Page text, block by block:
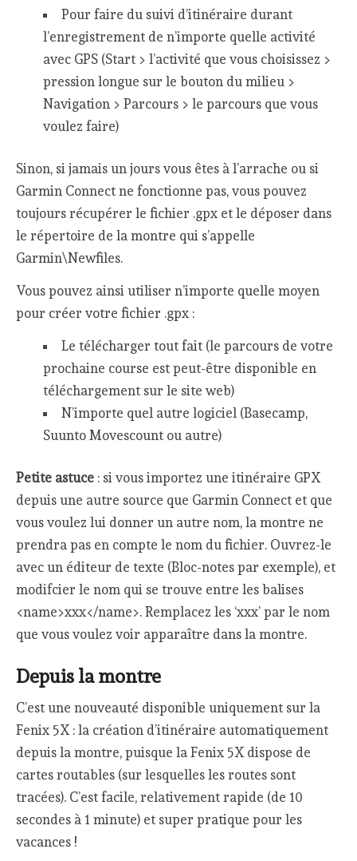
Pour faire du suivi d’itinéraire durant
l’enregistrement de n’importe quelle activité
avec GPS (Start > l’activité que vous choisissez >
pression longue sur le bouton du milieu >
Navigation > Parcours > le parcours que vous
voulez faire)
Sinon, si jamais un jours vous êtes à l’arrache ou si
Garmin Connect ne fonctionne pas, vous pouvez
toujours récupérer le fichier .gpx et le déposer dans
le répertoire de la montre qui s’appelle
Garmin\Newfiles.
Vous pouvez ainsi utiliser n’importe quelle moyen
pour créer votre fichier .gpx :
Le télécharger tout fait (le parcours de votre
prochaine course est peut-être disponible en
téléchargement sur le site web)
N’importe quel autre logiciel (Basecamp,
Suunto Movescount ou autre)
Petite astuce : si vous importez une itinéraire GPX
depuis une autre source que Garmin Connect et que
vous voulez lui donner un autre nom, la montre ne
prendra pas en compte le nom du fichier. Ouvrez-le
avec un éditeur de texte (Bloc-notes par exemple), et
modifcier le nom qui se trouve entre les balises
<name>xxx</name>. Remplacez les ‘xxx’ par le nom
que vous voulez voir apparaître dans la montre.
Depuis la montre
C’est une nouveauté disponible uniquement sur la
Fenix 5X : la création d’itinéraire automatiquement
depuis la montre, puisque la Fenix 5X dispose de
cartes routables (sur lesquelles les routes sont
tracées). C’est facile, relativement rapide (de 10
secondes à 1 minute) et super pratique pour les
vacances !